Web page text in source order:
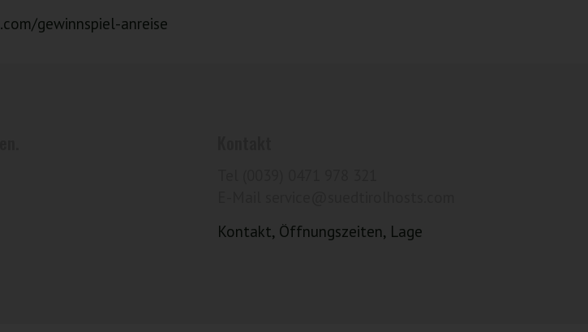
gewinnspiel-anreise
Kontakt, Öffnungszeiten, Lage